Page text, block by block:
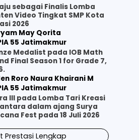
sebagai Finalis Lomba
Video Tingkat SMP Kota
2026
May Qorita
55 Jatimakmur
Medalist pada IOB Math
Final Season 1 for Grade 7,
Roro Naura Khairani M
55 Jatimakmur
III pada Lomba Tari Kreasi
dalam ajang Surya
Fest pada 18 Juli 2026
Prestasi Lengkap